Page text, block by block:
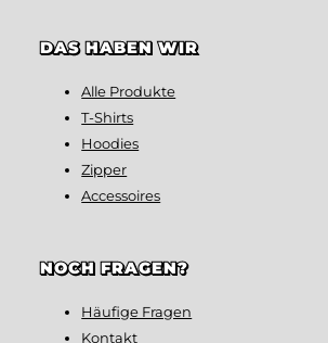
DAS HABEN WIR
Alle Produkte
T-Shirts
Hoodies
Zipper
Accessoires
NOCH FRAGEN?
Häufige Fragen
Kontakt